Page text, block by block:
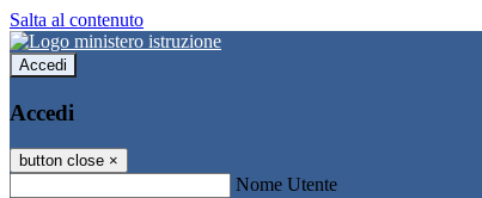
Salta al contenuto
Accedi
Accedi
button close ×
Nome Utente